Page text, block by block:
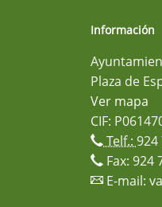
Información
Plaza de
Ver mapa
CIF:
Telf.: 924
Fax: 924
E-mail: